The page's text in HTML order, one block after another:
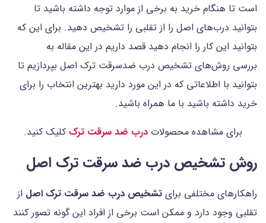
است تا هنگام خرید به برخی از موارد توجه داشته باشید تا
بتوانید درب‌های اصل را از تقلبی را تشخیص دهید. برای این که
بتوانید این کار را انجام دهید قصد داریم در این مقاله به
بررسی روش‌های تشخیص درب ضدسرقت ترک اصل بپردازیم تا
بتوانید با اطلاعاتی که در این مورد دارید بهترین انتخاب را برای
خرید داشته باشید با ما همراه باشید.
برای مشاهده محصولات درب ضد سرقت ترک کلیک کنید.
روش تشخیص درب ضد سرقت ترک اصل
راهکارهای مختلفی برای تشخیص درب ضد سرقت ترک اصل از
تقلبی وجود دارد و ممکن است برخی از افراد این گونه تصور کنند